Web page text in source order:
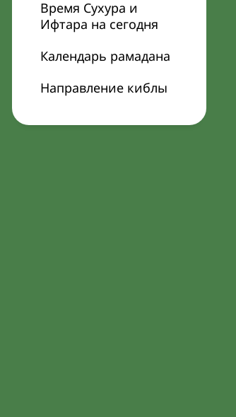
Время Сухура и
Ифтара на сегодня
Календарь рамадана
Направление киблы